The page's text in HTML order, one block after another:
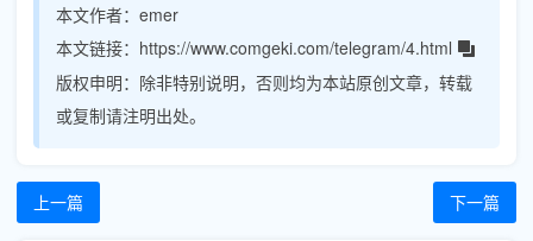
本文作者： emer
本文链接： https://www.comgeki.com/telegram/4.html
版权申明： 除非特别说明，否则均为本站原创文章，转载
或复制请注明出处。
上一篇 下一篇